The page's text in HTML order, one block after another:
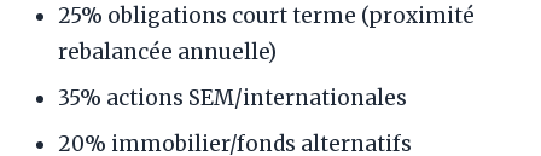
25% obligations court terme (proximité
rebalancée annuelle)
35% actions SEM/internationales
20% immobilier/fonds alternatifs